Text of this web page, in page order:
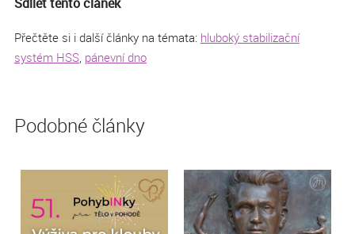
Přečtěte si i další články na témata: hluboký stabilizační
systém HSS, pánevní dno
Podobné články